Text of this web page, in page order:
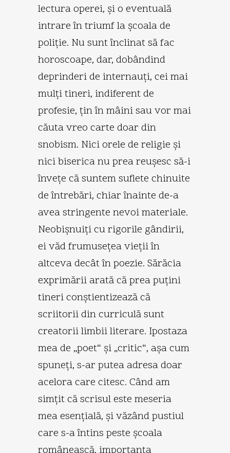
lectura operei, şi o eventuală
intrare în triumf la şcoala de
poliţie. Nu sunt înclinat să fac
horoscoape, dar, dobândind
deprinderi de internauţi, cei mai
mulţi tineri, indiferent de
profesie, ţin în mâini sau vor mai
căuta vreo carte doar din
snobism. Nici orele de religie şi
nici biserica nu prea reuşesc să-i
înveţe că suntem suflete chinuite
de întrebări, chiar înainte de-a
avea stringente nevoi materiale.
Neobişnuiţi cu rigorile gândirii,
ei văd frumuseţea vieţii în
altceva decât în poezie. Sărăcia
exprimării arată că prea puţini
tineri conştientizează că
scriitorii din curriculă sunt
creatorii limbii literare. Ipostaza
mea de „poet“ şi „critic“, aşa cum
spuneţi, s-ar putea adresa doar
acelora care citesc. Când am
simţit că scrisul este meseria
mea esenţială, şi văzând pustiul
care s-a întins peste şcoala